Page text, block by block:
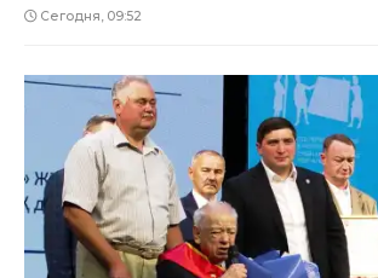
Сегодня, 09:52